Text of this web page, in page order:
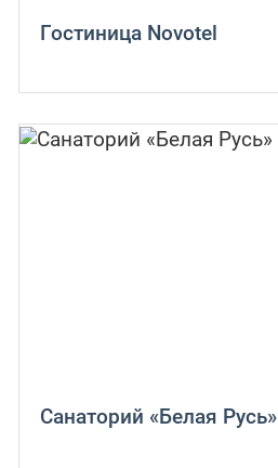
Гостиница Novotel
Санаторий «Белая Русь»